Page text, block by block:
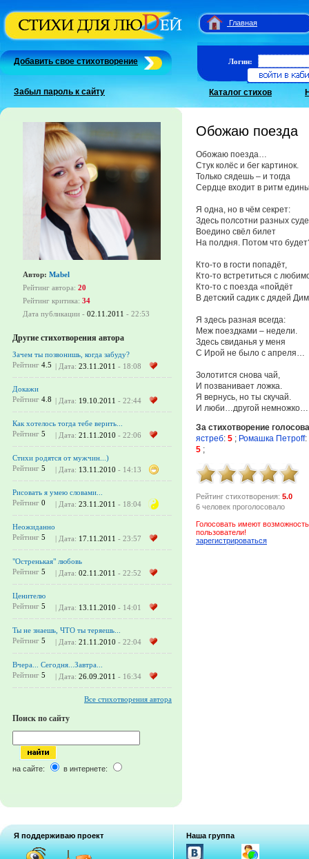
Главная
Добавить свое стихотворение
Забыл пароль к сайту
Логин:
Каталог стихов
Автор: Mabel
Рейтинг автора: 20
Рейтинг критика: 34
Дата публикации - 02.11.2011 - 22:53
Другие стихотворения автора
Зачем ты позвонишь, когда забуду?
Рейтинг 4.5 | Дата: 23.11.2011 - 18:08
Докажи
Рейтинг 4.8 | Дата: 19.10.2011 - 22:44
Как хотелось тогда тебе верить...
Рейтинг 5 | Дата: 21.11.2010 - 22:06
Стихи родятся от мужчин...)
Рейтинг 5 | Дата: 13.11.2010 - 14:13
Рисовать я умею словами...
Рейтинг 0 | Дата: 23.11.2011 - 18:04
Неожиданно
Рейтинг 5 | Дата: 17.11.2011 - 23:57
"Остренькая" любовь
Рейтинг 5 | Дата: 02.11.2011 - 22:52
Ценителю
Рейтинг 5 | Дата: 13.11.2010 - 14:01
Ты не знаешь, ЧТО ты теряешь...
Рейтинг 5 | Дата: 21.11.2010 - 22:04
Вчера... Сегодня...Завтра...
Рейтинг 5 | Дата: 26.09.2011 - 16:34
Все стихотворения автора
Поиск по сайту
на сайте: в интернете:
Обожаю поезда
Обожаю поезда…
Стук колёс и бег картинок.
Только сядешь – и тогда
Сердце входит в ритм
Я одна, но в чём секрет:
Здесь полсотни разных
Воедино свёл билет
На полдня. Потом что
Кто-то в гости попадёт,
Кто-то встретиться с
Кто-то с поезда «пойдёт
В детский садик с дядей
Я здесь разная всегда:
Меж поездками – недели.
Здесь свиданья у меня
С Ирой не было с апреля…
Золотится снова чай,
И позванивает ложка.
Я вернусь, но ты скучай.
И люби…другой немножко…
За стихотворение
ястреб: 5 ; Ромашка Петроff:
5 ;
Рейтинг стихотворения: 5.0
6 человек проголосовало
Голосовать имеют
пользователи!
зарегистрироваться
Я поддерживаю проект Наша группа